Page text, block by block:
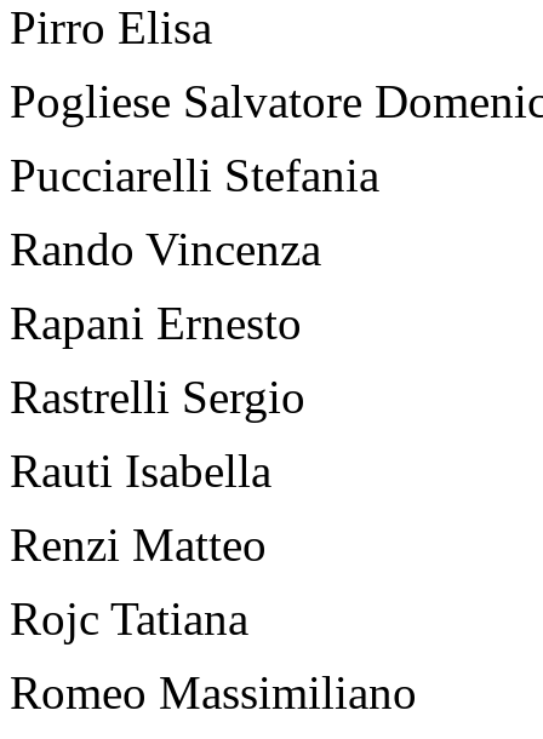
Pirro Elisa
Pogliese Salvatore
Pucciarelli Stefania
Rando Vincenza
Rapani Ernesto
Rastrelli Sergio
Rauti Isabella
Renzi Matteo
Rojc Tatiana
Romeo Massimiliano